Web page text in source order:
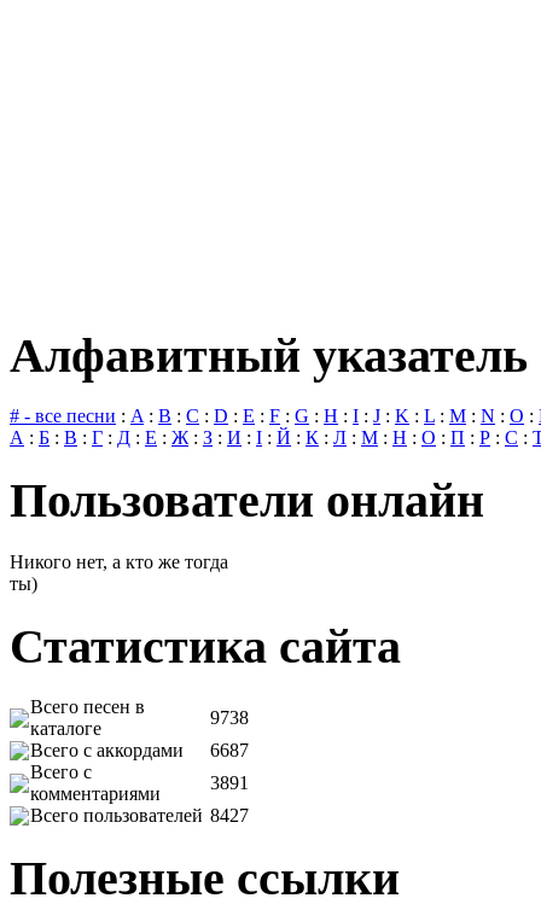
Алфавитный указатель
# - все песни : A: B : C : D : E : F : G : H : I : J : K : L : M : N : O :
А : Б : В : Г : Д : Е : Ж: З : И : І : Й : К : Л : М : Н : О : П : Р : С :
Пользователи онлайн
Никого нет, а кто же тогда
ты)
Статистика сайта
Всего песен в
каталоге
9738
Всего с аккордами
6687
Всего с
комментариями
3891
Всего пользователей 8427
Полезные ссылки